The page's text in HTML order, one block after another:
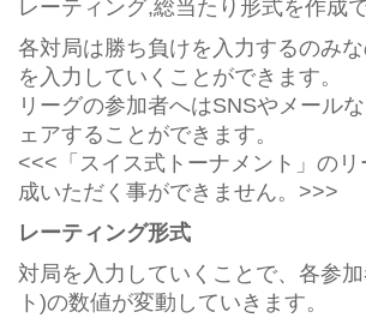
レーティング,総当たり形式を作成
各対局は勝ち負けを入力するのみ
を入力していくことができます。
リーグの参加者へはSNSやメール
ェアすることができます。
<<<「スイス式トーナメント」の
成いただく事ができません。>>>
レーティング形式
対局を入力していくことで、各参
ト)の数値が変動していきます。